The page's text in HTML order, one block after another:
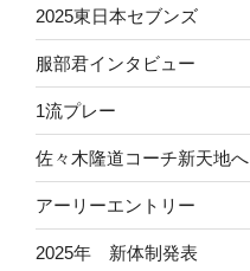
2025東日本セブンズ
服部君インタビュー
1流プレー
佐々木隆道コーチ新天地へ
アーリーエントリー
2025年 新体制発表